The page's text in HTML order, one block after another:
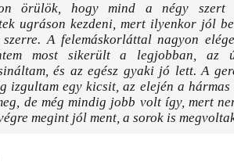
örülök, hogy mind a négy szert
ugráson kezdeni, mert ilyenkor jól
A felemáskorláttal nagyon
most sikerült a legjobban, az
és az egész gyaki jó lett. A
izgultam egy kicsit, az elején a hármas
de még mindig jobb volt így, mert
megint jól ment, a sorok is